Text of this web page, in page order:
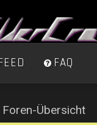
FAQ
Foren-Übersicht